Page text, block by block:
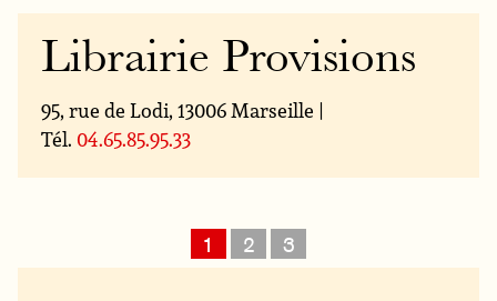
Librairie Provisions
95, rue de Lodi, 13006 Marseille |
Tél. 04.65.85.95.33
1 2 3